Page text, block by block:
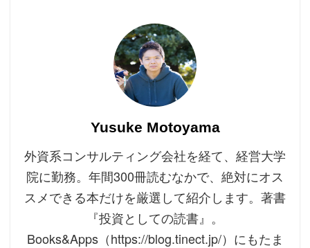
Yusuke Motoyama
外資系コンサルティング会社を経て、経営大学
院に勤務。年間300冊読むなかで、絶対にオス
スメできる本だけを厳選して紹介します。著書
『投資としての読書』。
Books&Apps（https://blog.tinect.jp/）にもたま